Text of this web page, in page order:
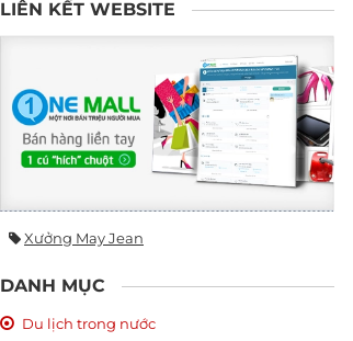
LIÊN KẾT WEBSITE
Xưởng May Jean
DANH MỤC
Du lịch trong nước